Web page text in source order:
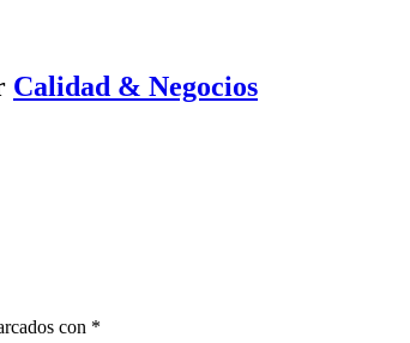
Calidad & Negocios
con *